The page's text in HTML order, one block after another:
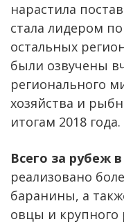
нарастила
стала лидером
остальных
были озвучены
регионального
хозяйства и
итогам 2018 года.
Всего за рубеж
реализовано
баранины, а
овцы и крупного